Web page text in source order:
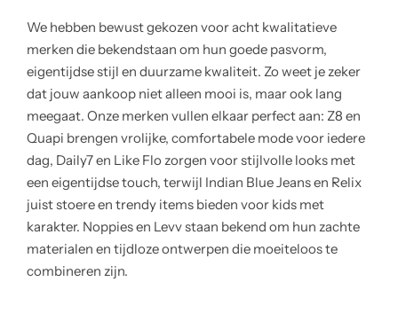
We hebben bewust gekozen voor acht kwalitatieve
merken die bekendstaan om hun goede pasvorm,
eigentijdse stijl en duurzame kwaliteit. Zo weet je zeker
dat jouw aankoop niet alleen mooi is, maar ook lang
meegaat. Onze merken vullen elkaar perfect aan: Z8 en
Quapi brengen vrolijke, comfortabele mode voor iedere
dag, Daily7 en Like Flo zorgen voor stijlvolle looks met
een eigentijdse touch, terwijl Indian Blue Jeans en Relix
juist stoere en trendy items bieden voor kids met
karakter. Noppies en Levv staan bekend om hun zachte
materialen en tijdloze ontwerpen die moeiteloos te
combineren zijn.